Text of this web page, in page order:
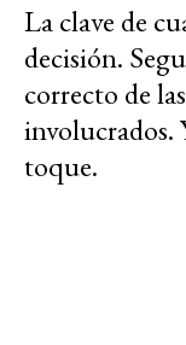
La clave de
decisión.
correcto de
involucrados.
toque.